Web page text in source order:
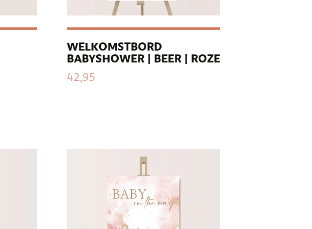
WELKOMSTBORD
BABYSHOWER | BEER | ROZE
42,95